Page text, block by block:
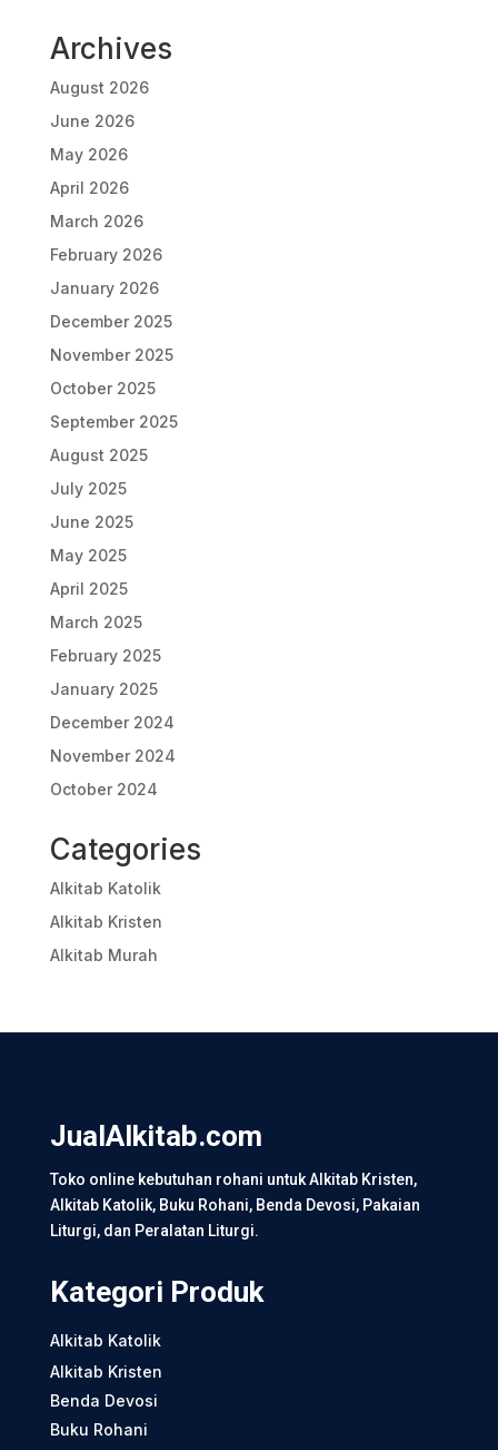
Archives
August 2026
June 2026
May 2026
April 2026
March 2026
February 2026
January 2026
December 2025
November 2025
October 2025
September 2025
August 2025
July 2025
June 2025
May 2025
April 2025
March 2025
February 2025
January 2025
December 2024
November 2024
October 2024
Categories
Alkitab Katolik
Alkitab Kristen
Alkitab Murah
JualAlkitab.com
Toko online kebutuhan rohani untuk Alkitab Kristen,
Alkitab Katolik, Buku Rohani, Benda Devosi, Pakaian
Liturgi, dan Peralatan Liturgi.
Kategori Produk
Alkitab Katolik
Alkitab Kristen
Benda Devosi
Buku Rohani